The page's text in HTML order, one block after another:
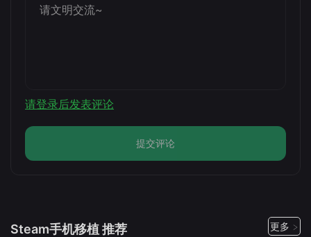
请登录后发表评论
提交评论
Steam手机移植 推荐 更多 >